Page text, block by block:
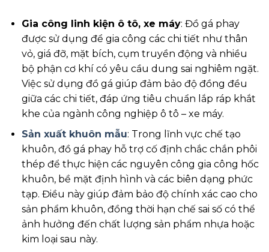
Gia công linh kiện ô tô, xe máy: Đồ gá phay
được sử dụng để gia công các chi tiết như thân
vỏ, giá đỡ, mặt bích, cụm truyền động và nhiều
bộ phận cơ khí có yêu cầu dung sai nghiêm ngặt.
Việc sử dụng đồ gá giúp đảm bảo độ đồng đều
giữa các chi tiết, đáp ứng tiêu chuẩn lắp ráp khắt
khe của ngành công nghiệp ô tô – xe máy.
Sản xuất khuôn mẫu: Trong lĩnh vực chế tạo
khuôn, đồ gá phay hỗ trợ cố định chắc chắn phôi
thép để thực hiện các nguyên công gia công hốc
khuôn, bề mặt định hình và các biên dạng phức
tạp. Điều này giúp đảm bảo độ chính xác cao cho
sản phẩm khuôn, đồng thời hạn chế sai số có thể
ảnh hưởng đến chất lượng sản phẩm nhựa hoặc
kim loại sau này.